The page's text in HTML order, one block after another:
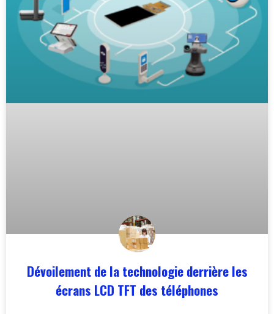
Dévoilement de la technologie derrière les
écrans LCD TFT des téléphones